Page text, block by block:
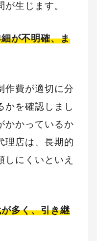
生じます。
が不明確、ま
作費が適切に分
かを確認しまし
かかっているか
理店は、長期的
しにくいといえ
多く、引き継